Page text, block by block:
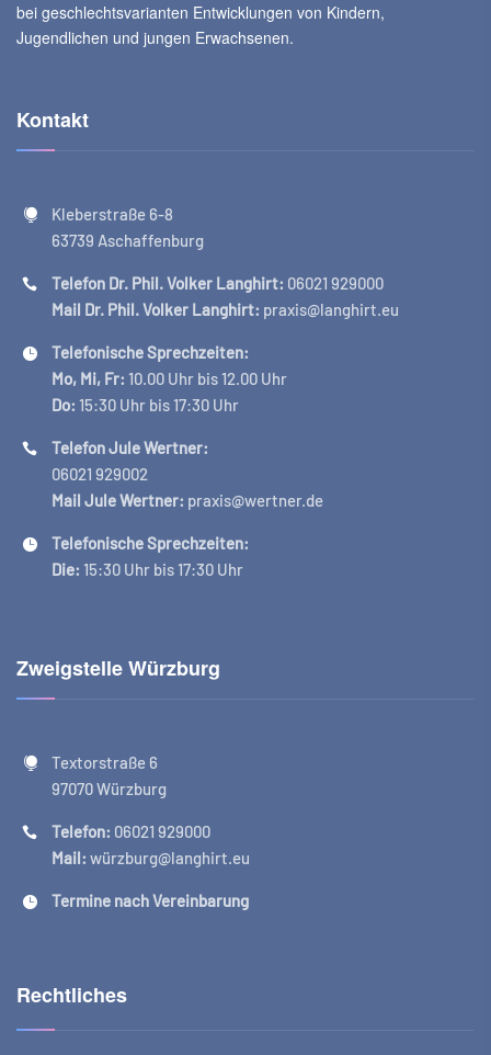
bei geschlechtsvarianten Entwicklungen von Kindern,
Jugendlichen und jungen Erwachsenen.
Kontakt
Kleberstraße 6-8
63739 Aschaffenburg
Telefon Dr. Phil. Volker Langhirt: 06021 929000
Mail Dr. Phil. Volker Langhirt: praxis@langhirt.eu
Telefonische Sprechzeiten:
Mo, Mi, Fr: 10.00 Uhr bis 12.00 Uhr
Do: 15:30 Uhr bis 17:30 Uhr
Telefon Jule Wertner:
06021 929002
Mail Jule Wertner: praxis@wertner.de
Telefonische Sprechzeiten:
Die: 15:30 Uhr bis 17:30 Uhr
Zweigstelle Würzburg
Textorstraße 6
97070 Würzburg
Telefon: 06021 929000
Mail: würzburg@langhirt.eu
Termine nach Vereinbarung
Rechtliches